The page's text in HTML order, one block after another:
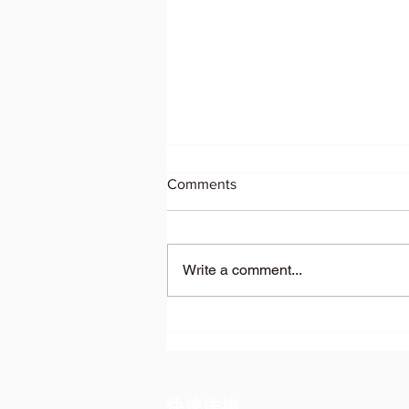
Comments
Write a comment...